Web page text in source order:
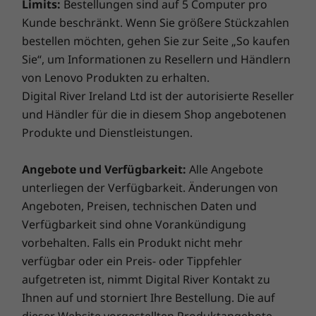
Prozessor
Up to dual Intel®
Platinum
Betriebssystem
Windows 10 Pro
Ubuntu Linux
(preload), Redhat
Linux (certified)
Webpreis ab
€ 1.889,00
Prozessor
Bis zu Intel®
Core™ Ultra 9
vPro® (bis zu 24
Kerne, bis zu 5,7
GHz)
Betriebssystem
Bis zu Windows
Webpreis
Limits: Bestellungen sind auf 5 Computer pro
Kunde beschränkt. Wenn Sie größere Stückzahlen
bestellen möchten, gehen Sie zur Seite „So kaufen
Sie“, um Informationen zu Resellern und Händlern
von Lenovo Produkten zu erhalten.
Digital River Ireland Ltd ist der autorisierte Reseller
und Händler für die in diesem Shop angebotenen
Produkte und Dienstleistungen.
Angebote und Verfügbarkeit: Alle Angebote
unterliegen der Verfügbarkeit. Änderungen von
Angeboten, Preisen, technischen Daten und
Verfügbarkeit sind ohne Vorankündigung
vorbehalten. Falls ein Produkt nicht mehr
verfügbar oder ein Preis- oder Tippfehler
aufgetreten ist, nimmt Digital River Kontakt zu
Ihnen auf und storniert Ihre Bestellung. Die auf